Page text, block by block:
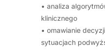
• analiza
klinicznego
• omawianie
sytuacjach